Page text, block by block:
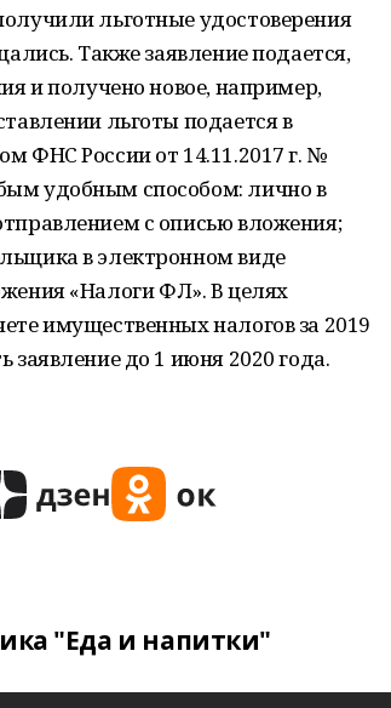
льготные удостоверения
Также заявление подается,
и получено новое, например,
льготы подается в
ФНС России от 14.11.2017 г. №
удобным способом: лично в
с описью вложения;
в электронном виде
«Налоги ФЛ». В целях
имущественных налогов за 2019
заявление до 1 июня 2020 года.
"Еда и напитки"